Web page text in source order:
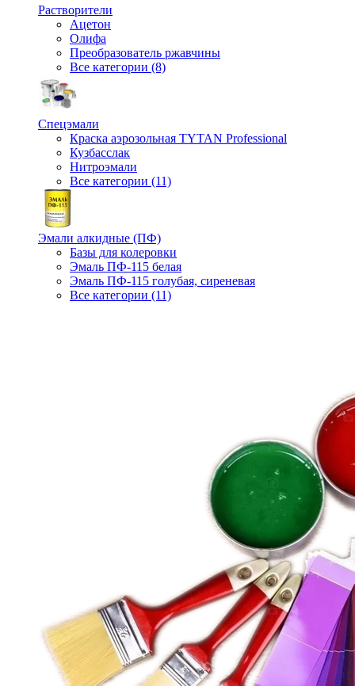
Растворители
Ацетон
Олифа
Преобразователь ржавчины
Все категории (8)
Спецэмали
Краска аэрозольная TYTAN Professional
Кузбасслак
Нитроэмали
Все категории (11)
Эмали алкидные (ПФ)
Базы для колеровки
Эмаль ПФ-115 белая
Эмаль ПФ-115 голубая, сиреневая
Все категории (11)